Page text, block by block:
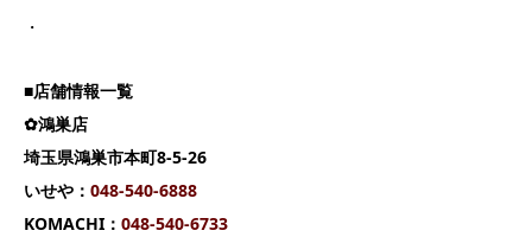
・
■店舗情報一覧
✿鴻巣店
埼玉県鴻巣市本町8-5-26
いせや： 048-540-6888
KOMACHI： 048-540-6733